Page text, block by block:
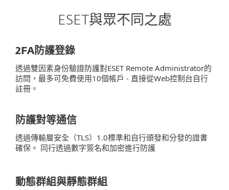
ESET與眾不同之處
2FA防護登錄
透過雙因素身份驗證防護對ESET Remote Administrator的
訪問，最多可免費使用10個帳戶 - 直接從Web控制台自行
註冊。
防護對等通信
透過傳輸層安全（TLS）1.0標準和自行頒發和分發的證書
確保。 同行透過數字簽名和加密進行防護
動態群組與靜態群組